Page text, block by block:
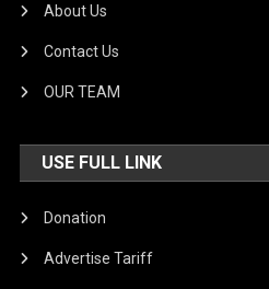
About Us
Contact Us
OUR TEAM
USE FULL LINK
Donation
Advertise Tariff